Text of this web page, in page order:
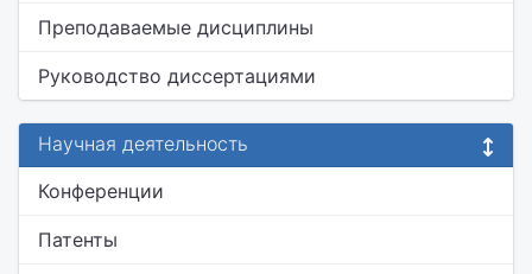
Преподаваемые дисциплины
Руководство диссертациями
Научная деятельность
Конференции
Патенты